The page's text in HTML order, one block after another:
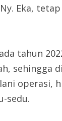
Eka,
tahun
sehingga
operasi,
sedu.